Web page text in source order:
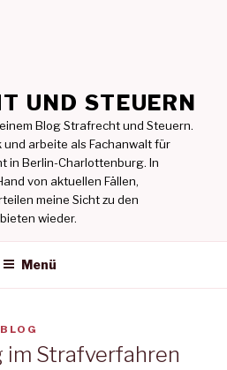
UND STEUERN
Blog Strafrecht und Steuern.
und arbeite als Fachanwalt für
in Berlin-Charlottenburg. In
von aktuellen Fällen,
meine Sicht zu den
wieder.
Menü
im Strafverfahren